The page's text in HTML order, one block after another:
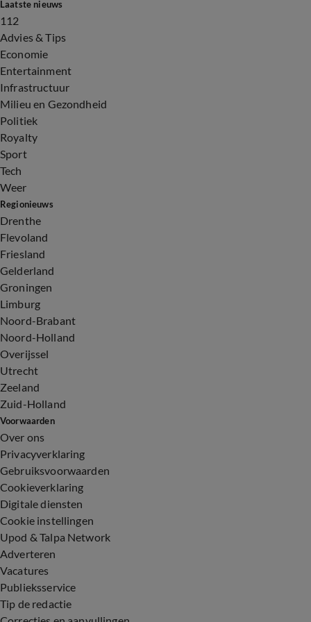
Laatste nieuws
112
Advies & Tips
Economie
Entertainment
Infrastructuur
Milieu en Gezondheid
Politiek
Royalty
Sport
Tech
Weer
Regionieuws
Drenthe
Flevoland
Friesland
Gelderland
Groningen
Limburg
Noord-Brabant
Noord-Holland
Overijssel
Utrecht
Zeeland
Zuid-Holland
Voorwaarden
Over ons
Privacyverklaring
Gebruiksvoorwaarden
Cookieverklaring
Digitale diensten
Cookie instellingen
Upod & Talpa Network
Adverteren
Vacatures
Publieksservice
Tip de redactie